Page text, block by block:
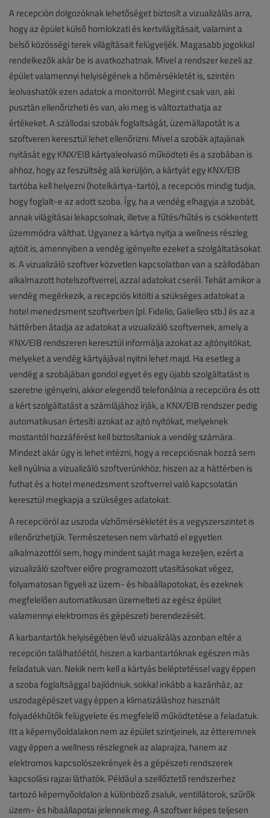
A recepción dolgozóknak lehetőséget biztosít a vizualizálás arra,
hogy az épület külső homlokzati és kertvilágításait, valamint a
belső közösségi terek világításait felügyeljék. Magasabb jogokkal
rendelkezők akár be is avatkozhatnak. Mivel a rendszer kezeli az
épület valamennyi helyiségének a hőmérsékletét is, szintén
leolvashatók ezen adatok a monitorról. Megint csak van, aki
pusztán ellenőrizheti és van, aki meg is változtathatja az
értékeket. A szállodai szobák foglaltságát, üzemállapotát is a
szoftveren keresztül lehet ellenőrizni. Mivel a szobák ajtajának
nyitását egy KNX/EIB kártyaleolvasó működteti és a szobában is
ahhoz, hogy az feszültség alá kerüljön, a kártyát egy KNX/EIB
tartóba kell helyezni (hotelkártya-tartó), a recepciós mindig tudja,
hogy foglalt-e az adott szoba. Így, ha a vendég elhagyja a szobát,
annak világításai lekapcsolnak, illetve a fűtés/hűtés is csökkentett
üzemmódra válthat. Ugyanez a kártya nyitja a wellness részleg
ajtóit is, amennyiben a vendég igényelte ezeket a szolgáltatásokat
is. A vizualizáló szoftver közvetlen kapcsolatban van a szállodában
alkalmazott hotelszoftverrel, azzal adatokat cserél. Tehát amikor a
vendég megérkezik, a recepciós kitölti a szükséges adatokat a
hotel menedzsment szoftverben (pl. Fidelio, Galielleo stb.) és az a
háttérben átadja az adatokat a vizualizáló szoftvernek, amely a
KNX/EIB rendszeren keresztül informálja azokat az ajtónyitókat,
melyeket a vendég kártyájával nyitni lehet majd. Ha esetleg a
vendég a szobájában gondol egyet és egy újabb szolgáltatást is
szeretne igényelni, akkor elegendő telefonálnia a recepcióra és ott
a kért szolgáltatást a számlájához írják, a KNX/EIB rendszer pedig
automatikusan értesíti azokat az ajtó nyitókat, melyeknek
mostantól hozzáférést kell biztosítaniuk a vendég számára.
Mindezt akár úgy is lehet intézni, hogy a recepciósnak hozzá sem
kell nyúlnia a vizualizáló szoftverünkhöz, hiszen az a háttérben is
futhat és a hotel menedzsment szoftverrel való kapcsolatán
keresztül megkapja a szükséges adatokat.
A recepcióról az uszoda vízhőmérsékletét és a vegyszerszintet is
ellenőrizhetjük. Természetesen nem várható el egyetlen
alkalmazottól sem, hogy mindent saját maga kezeljen, ezért a
vizualizáló szoftver előre programozott utasításokat végez,
folyamatosan figyeli az üzem- és hibaállapotokat, és ezeknek
megfelelően automatikusan üzemelteti az egész épület
valamennyi elektromos és gépészeti berendezését.
A karbantartók helyiségében lévő vizualizálás azonban eltér a
recepción találhatóétól, hiszen a karbantartóknak egészen más
feladatuk van. Nekik nem kell a kártyás beléptetéssel vagy éppen
a szoba foglaltsággal bajlódniuk, sokkal inkább a kazánház, az
uszodagépészet vagy éppen a klimatizáláshoz használt
folyadékhűtők felügyelete és megfelelő működtetése a feladatuk.
Itt a képernyőoldalakon nem az épület szintjeinek, az étteremnek
vagy éppen a wellness részlegnek az alaprajza, hanem az
elektromos kapcsolószekrények és a gépészeti rendszerek
kapcsolási rajzai láthatók. Például a szellőztető rendszerhez
tartozó képernyőoldalon a különböző zsaluk, ventillátorok, szűrők
üzem- és hibaállapotai jelennek meg. A szoftver képes teljesen